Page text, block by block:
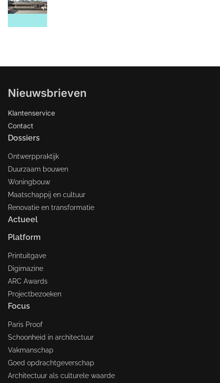
Nieuwsbrieven
Klantenservice
Contact
Dossiers
Ontwerppraktijk
Duurzaam bouwen
Woningbouw
Maatschappij en cultuur
Renovatie en transformatie
Actueel
Platform
Printuitgave
Digimazine
ARC Awards
Projectbezoeken
Focus
Paris Proof
Schoonheid in architectuur
Vakmanschap
Goed opdrachtgeverschap
Architectuur als culturele waarde